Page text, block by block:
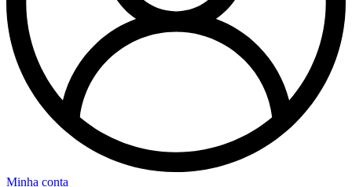
Minha conta